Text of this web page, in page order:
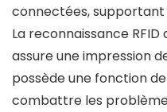
connectées, supportant
La reconnaissance
assure une impression
possède une fonction
combattre les